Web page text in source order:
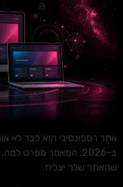
אתר רספונסיבי הוא כבר לא
ב-2026. המאמר מפרט
שהאתר שלך יצליח.